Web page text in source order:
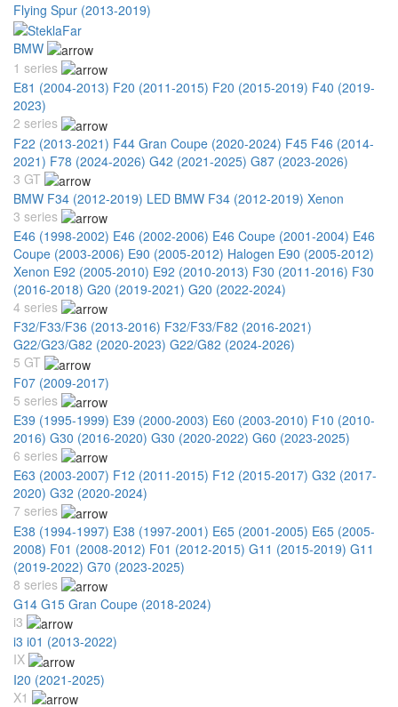
Flying Spur (2013-2019)
BMW
1 series
E81 (2004-2013) F20 (2011-2015) F20 (2015-2019) F40 (2019-
2023)
2 series
F22 (2013-2021) F44 Gran Coupe (2020-2024) F45 F46 (2014-
2021) F78 (2024-2026) G42 (2021-2025) G87 (2023-2026)
3 GT
BMW F34 (2012-2019) LED BMW F34 (2012-2019) Xenon
3 series
E46 (1998-2002) E46 (2002-2006) E46 Coupe (2001-2004) E46
Coupe (2003-2006) E90 (2005-2012) Halogen E90 (2005-2012)
Xenon E92 (2005-2010) E92 (2010-2013) F30 (2011-2016) F30
(2016-2018) G20 (2019-2021) G20 (2022-2024)
4 series
F32/F33/F36 (2013-2016) F32/F33/F82 (2016-2021)
G22/G23/G82 (2020-2023) G22/G82 (2024-2026)
5 GT
F07 (2009-2017)
5 series
E39 (1995-1999) E39 (2000-2003) E60 (2003-2010) F10 (2010-
2016) G30 (2016-2020) G30 (2020-2022) G60 (2023-2025)
6 series
E63 (2003-2007) F12 (2011-2015) F12 (2015-2017) G32 (2017-
2020) G32 (2020-2024)
7 series
E38 (1994-1997) E38 (1997-2001) E65 (2001-2005) E65 (2005-
2008) F01 (2008-2012) F01 (2012-2015) G11 (2015-2019) G11
(2019-2022) G70 (2023-2025)
8 series
G14 G15 Gran Coupe (2018-2024)
i3
i3 i01 (2013-2022)
IX
I20 (2021-2025)
X1